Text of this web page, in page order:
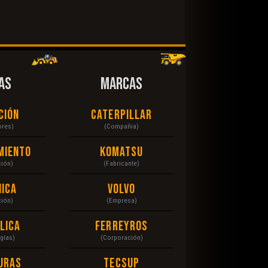
MARCAS
Caterpillar
(Compañia)
Komatsu
(Fabricante)
Volvo
(Empresa)
Ferreyros
(Corporación)
Tecsup